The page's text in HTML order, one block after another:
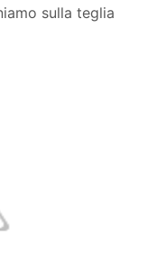
sulla teglia